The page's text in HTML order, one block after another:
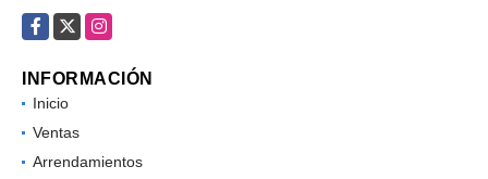
Facebook
X Instagram
INFORMACIÓN
Inicio
Ventas
Arrendamientos